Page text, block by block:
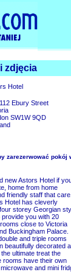
zdjęcia
Hotel
Ebury Street
SW1W 9QD
zarezerwować pokój
new Astors Hotel if
home from home
friendly staff that care.
Hotel has cleverly
storey Georgian
you with 20
close to Victoria
Buckingham Palace.
and triple rooms
beautifully decorated
ultimate treat the
rooms have their own
and mini